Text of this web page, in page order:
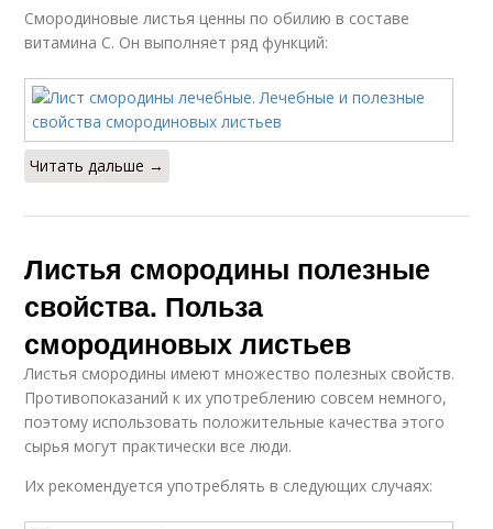
Смородиновые листья ценны по обилию в составе
витамина С. Он выполняет ряд функций:
Читать дальше →
Листья смородины полезные
свойства. Польза
смородиновых листьев
Листья смородины имеют множество полезных свойств.
Противопоказаний к их употреблению совсем немного,
поэтому использовать положительные качества этого
сырья могут практически все люди.
Их рекомендуется употреблять в следующих случаях: